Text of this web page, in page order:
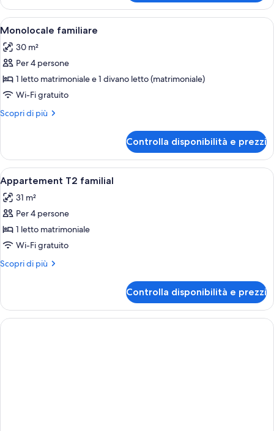
3
letti
singoli
Apri
tutte
le
foto
per
Monolocale
familiare
Una camera d'albergo con un letto,
8
Monolocale familiare
30 m²
Per 4 persone
1 letto matrimoniale e 1 divano letto (matrimoniale)
Wi-Fi gratuito
Scopri di più
Altri
familiare
Controlla disponibilità e prezzi
Apri
tutte
le
foto
per
Appartement
T2
familial
Una camera d'albergo con un letto,
7
Appartement T2 familial
31 m²
Per 4 persone
1 letto matrimoniale
Wi-Fi gratuito
Scopri di più
Altri
T2
familial
Controlla disponibilità e prezzi